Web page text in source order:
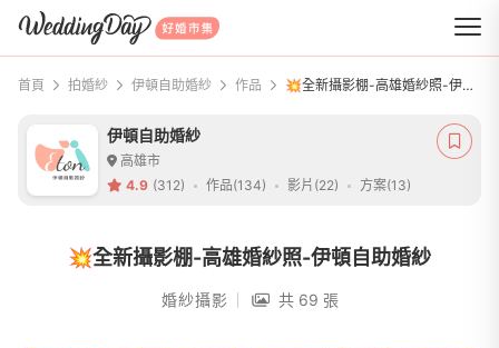
WeddingDay 好婚市集
首頁 拍婚紗 伊頓自助婚紗 作品 💥全新攝影棚-高雄婚紗照-伊頓自助婚紗
伊頓自助婚紗
高雄市
4.9 (312) 作品(134) 影片(22) 方案(13)
💥全新攝影棚-高雄婚紗照-伊頓自助婚紗
婚紗攝影 共 69 張